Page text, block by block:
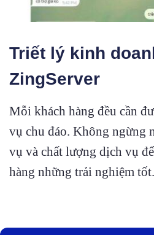
Triết lý kinh
ZingServer
Mỗi khách hàng đều cần
vụ chu đáo. Không ngừng
vụ và chất lượng dịch vụ
hàng những trải nghiệm tốt.